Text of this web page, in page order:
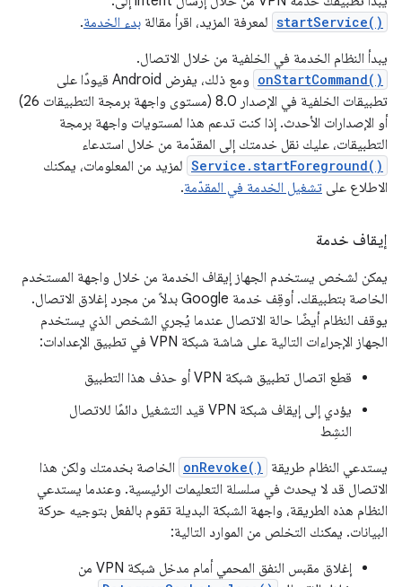
startService() لمعرفة المزيد، اقرأ مقالة بدء الخدمة.
يبدأ النظام الخدمة في الخلفية من خلال الاتصال.
onStartCommand()
ومع ذلك، يفرض Android قيودًا على
تطبيقات الخلفية في الإصدار 8.0 (مستوى واجهة برمجة التطبيقات 26)
أو الإصدارات الأحدث. إذا كنت تدعم هذا لمستويات واجهة برمجة
التطبيقات، عليك نقل خدمتك إلى المقدّمة من خلال استدعاء
Service.startForeground() لمزيد من المعلومات، يمكنك
الاطلاع على تشغيل الخدمة في المقدّمة.
إيقاف خدمة
يمكن لشخص يستخدم الجهاز إيقاف الخدمة من خلال واجهة المستخدم
الخاصة بتطبيقك. أوقِف خدمة Google بدلاً من مجرد إغلاق الاتصال.
يوقف النظام أيضًا حالة الاتصال عندما يُجري الشخص الذي يستخدم
الجهاز الإجراءات التالية على شاشة شبكة VPN في تطبيق الإعدادات:
قطع اتصال تطبيق شبكة VPN أو حذف هذا التطبيق
يؤدي إلى إيقاف شبكة VPN قيد التشغيل دائمًا للاتصال
النشِط
يستدعي النظام طريقة
onRevoke() الخاصة بخدمتك ولكن هذا
الاتصال قد لا يحدث في سلسلة التعليمات الرئيسية. وعندما يستدعي
النظام هذه الطريقة، واجهة الشبكة البديلة تقوم بالفعل بتوجيه حركة
البيانات. يمكنك التخلص من الموارد التالية:
إغلاق مقبس النفق المحمي أمام مدخل شبكة VPN من